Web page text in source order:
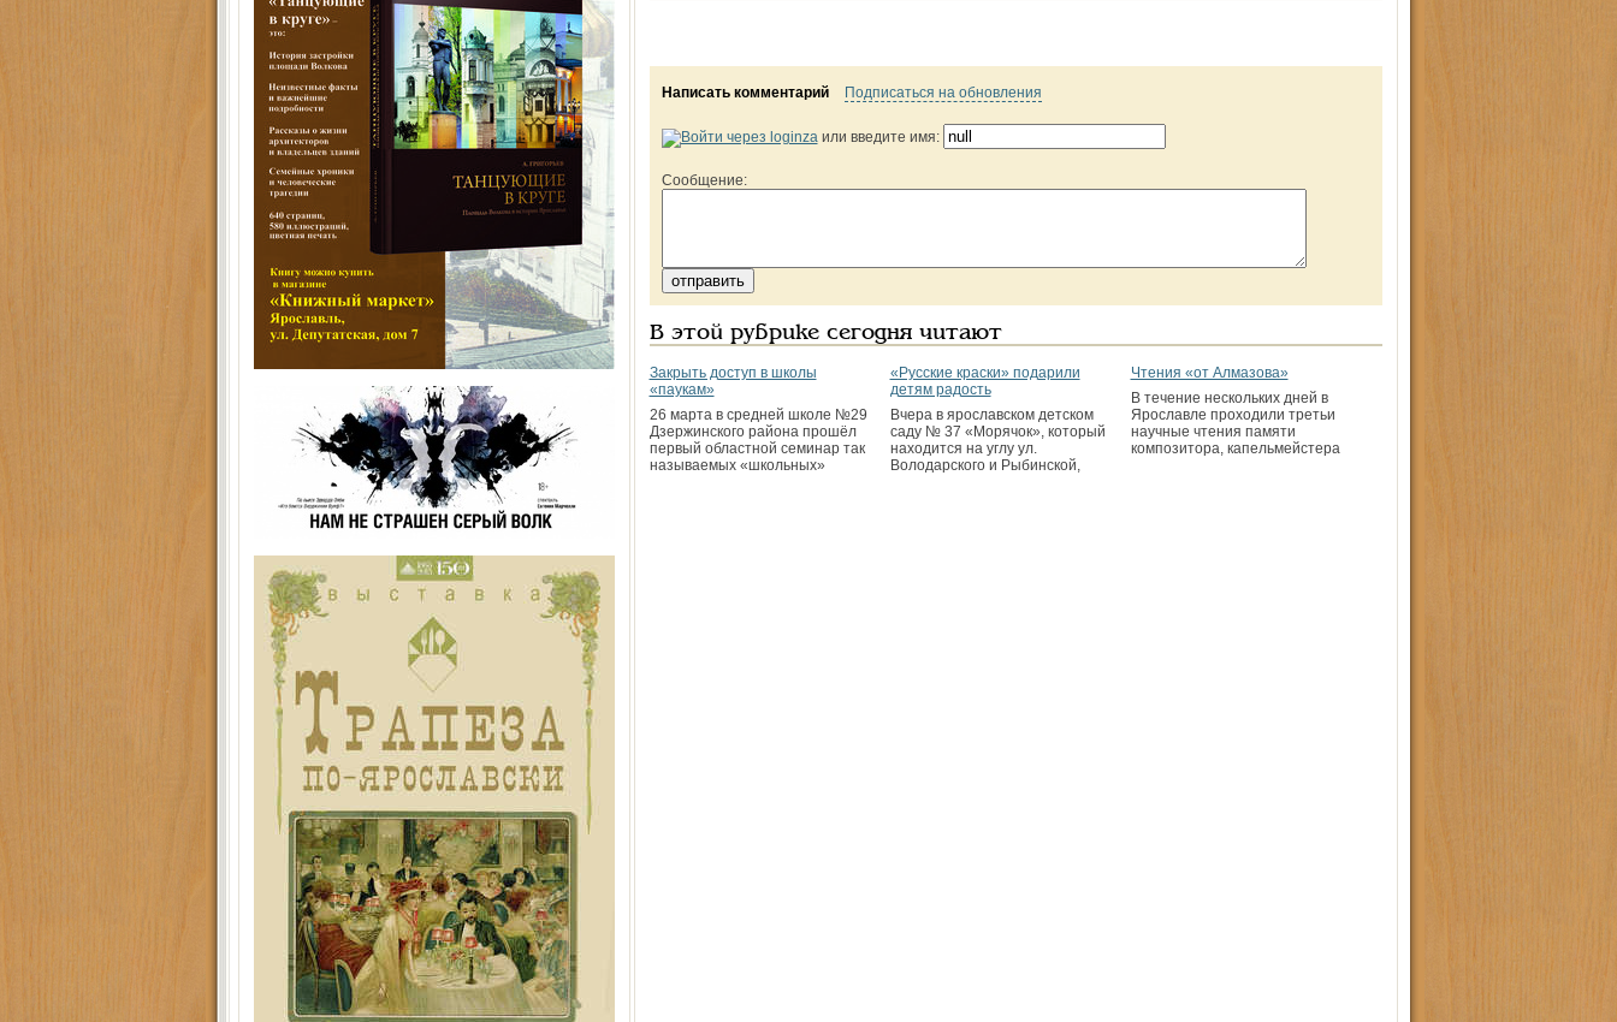
Написать комментарий Подписаться на обновления
или введите имя:
Сообщение:
В этой рубрике сегодня читают
Закрыть доступ в школы
«паукам»
26 марта в средней школе №29
Дзержинского района прошёл
первый областной семинар так
называемых «школьных»
«Русские краски» подарили
детям радость
Вчера в ярославском детском
саду № 37 «Морячок», который
находится на углу ул.
Володарского и Рыбинской,
Чтения «от Алмазова»
В течение нескольких дней в
Ярославле проходили третьи
научные чтения памяти
композитора, капельмейстера